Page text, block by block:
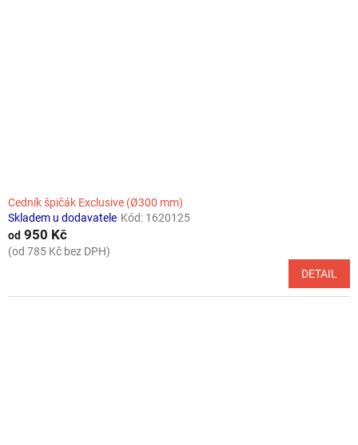
Cedník špičák Exclusive (Ø300 mm)
Skladem u dodavatele Kód: 1620125
od 950 Kč
(od 785 Kč bez DPH)
DETAIL